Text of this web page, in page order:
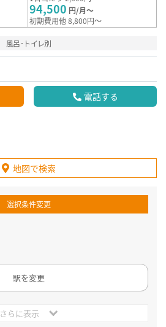
94,500 円/月～
初期費用他 8,800円～
風呂･トイレ別
電話する
地図で検索
選択条件変更
駅を変更
さらに表示